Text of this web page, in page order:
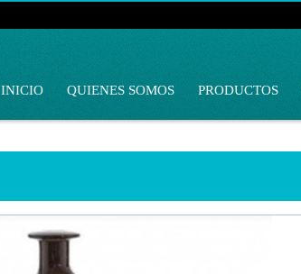
INICIO QUIENES SOMOS PRODUCTOS